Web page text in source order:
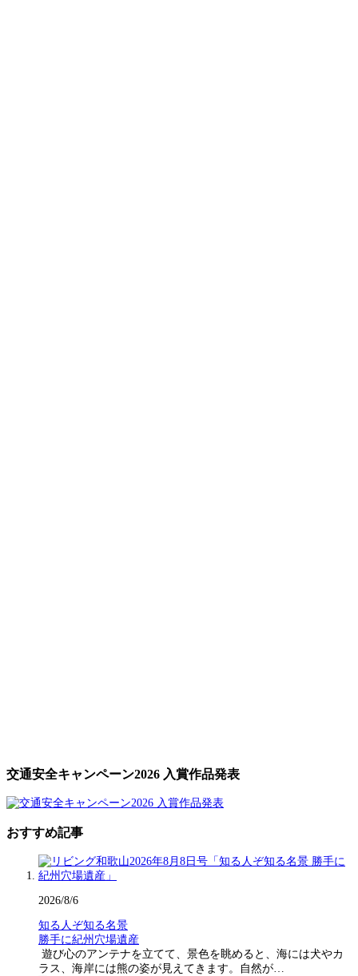
交通安全キャンペーン2026 入賞作品発表
おすすめ記事
2026/8/6
知る人ぞ知る名景
勝手に紀州穴場遺産
遊び心のアンテナを立てて、景色を眺めると、海には犬やカ
ラス、海岸には熊の姿が見えてきます。自然が…